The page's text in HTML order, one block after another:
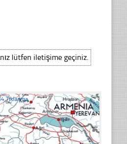
lütfen iletişime geçiniz.
Tıklanma